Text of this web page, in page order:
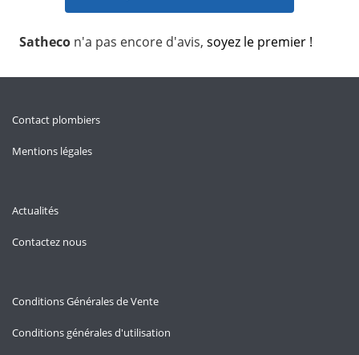
Satheco n'a pas encore d'avis, soyez le premier !
Contact plombiers
Mentions légales
Actualités
Contactez nous
Conditions Générales de Vente
Conditions générales d'utilisation